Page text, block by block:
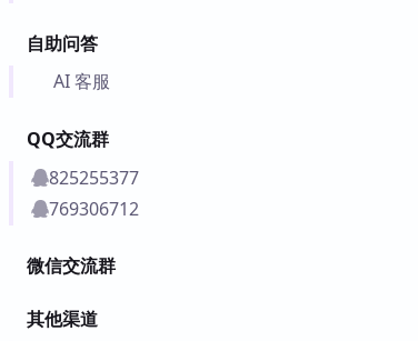
示例
自助问答
AI 客服
QQ交流群
825255377
769306712
微信交流群
其他渠道